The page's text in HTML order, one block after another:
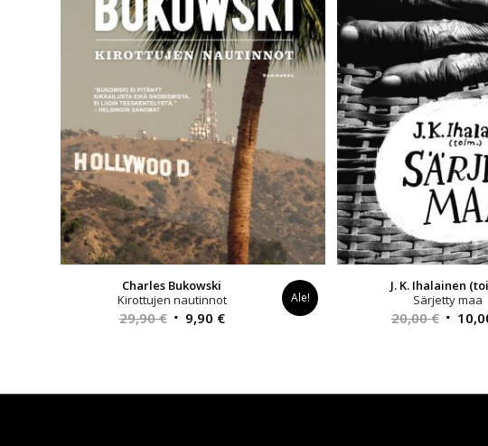
Charles Bukowski
Kirottujen nautinnot
29,90€ Alkuperäinen
9,90 €Nykyinen
Ale!
J. K. Ihalainen
Särjetty maa
20,00€